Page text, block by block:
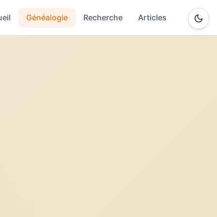
Généalogie Recherche Articles